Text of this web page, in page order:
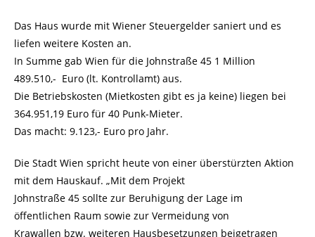
Das Haus wurde mit Wiener Steuergelder saniert und es
liefen weitere Kosten an.
In Summe gab Wien für die Johnstraße 45 1 Million
489.510,- Euro (lt. Kontrollamt) aus.
Die Betriebskosten (Mietkosten gibt es ja keine) liegen bei
364.951,19 Euro für 40 Punk-Mieter.
Das macht: 9.123,- Euro pro Jahr.
Die Stadt Wien spricht heute von einer überstürzten Aktion
mit dem Hauskauf. „Mit dem Projekt
Johnstraße 45 sollte zur Beruhigung der Lage im
öffentlichen Raum sowie zur Vermeidung von
Krawallen bzw. weiteren Hausbesetzungen beigetragen